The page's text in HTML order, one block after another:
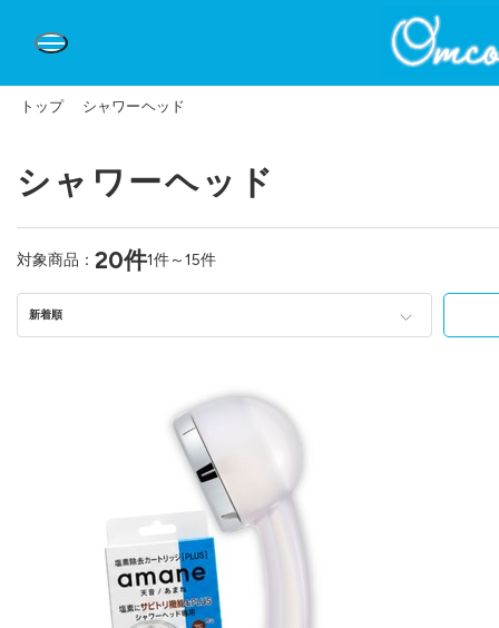
トップ シャワーヘッド
シャワーヘッド
対象商品： 20件1件～15件
新着順